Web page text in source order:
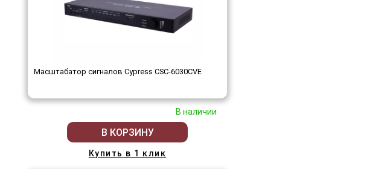
Масштабатор сигналов Cypress CSC-6030CVE
В наличии
В КОРЗИНУ
Купить в 1 клик